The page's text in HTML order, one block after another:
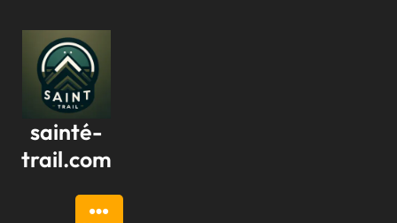
contenu
sainté-
trail.com